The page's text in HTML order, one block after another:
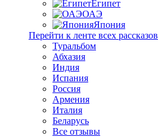
Египет
ОАЭ
Япония
Перейти к ленте всех рассказов
Туральбом
Абхазия
Индия
Испания
Россия
Армения
Италия
Беларусь
Все отзывы